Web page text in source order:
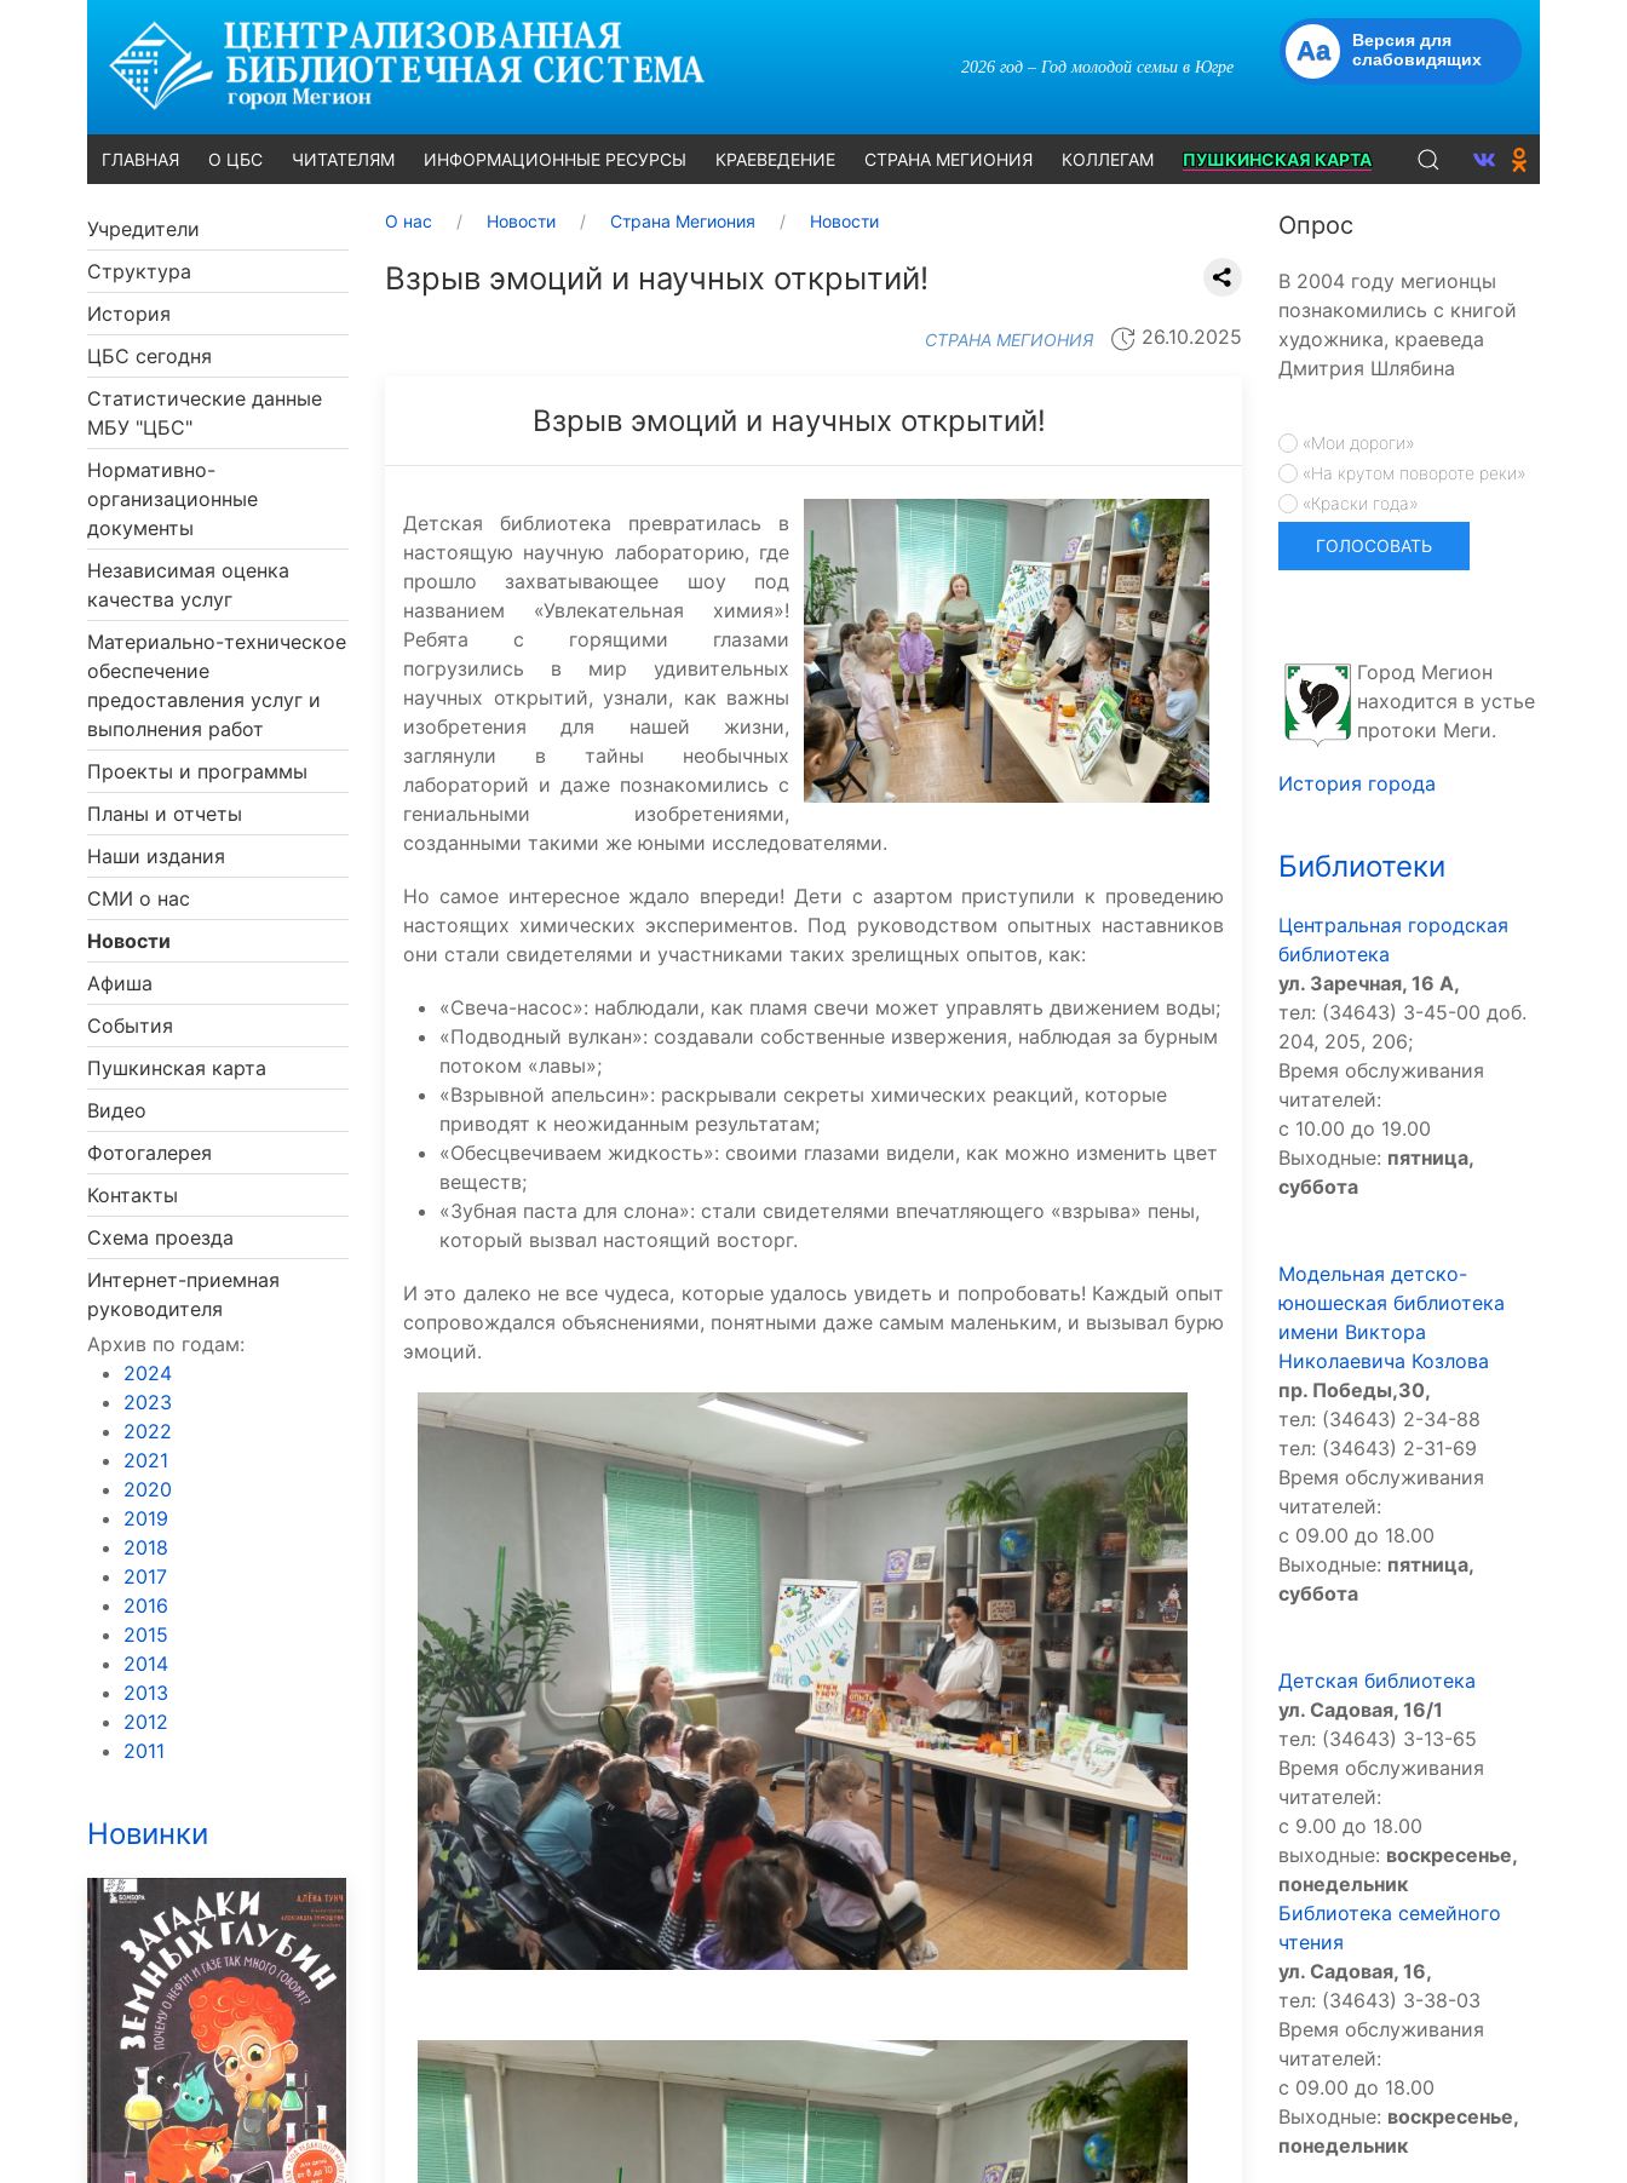
2026 год – Год молодой семьи в Югре
Aa
Версия для
слабовидящих
ГЛАВНАЯ О ЦБС ЧИТАТЕЛЯМ ИНФОРМАЦИОННЫЕ РЕСУРСЫ КРАЕВЕДЕНИЕ СТРАНА МЕГИОНИЯ КОЛЛЕГАМ ПУШКИНСКАЯ КАРТА
Учредители
Структура
История
ЦБС сегодня
Статистические данные
МБУ "ЦБС"
Нормативно-
организационные
документы
Независимая оценка
качества услуг
Материально-техническое
обеспечение
предоставления услуг и
выполнения работ
Проекты и программы
Планы и отчеты
Наши издания
СМИ о нас
Новости
Афиша
События
Пушкинская карта
Видео
Фотогалерея
Контакты
Схема проезда
Интернет-приемная
руководителя
Архив по годам:
2024
2023
2022
2021
2020
2019
2018
2017
2016
2015
2014
2013
2012
2011
Новинки
О нас Новости Страна Мегиония Новости
Взрыв эмоций и научных открытий!
СТРАНА МЕГИОНИЯ 26.10.2025
Взрыв эмоций и научных открытий!
Детская библиотека превратилась в
настоящую научную лабораторию, где
прошло захватывающее шоу под
названием «Увлекательная химия»!
Ребята с горящими глазами
погрузились в мир удивительных
научных открытий, узнали, как важны
изобретения для нашей жизни,
заглянули в тайны необычных
лабораторий и даже познакомились с
гениальными изобретениями,
созданными такими же юными исследователями.
Но самое интересное ждало впереди! Дети с азартом приступили к проведению
настоящих химических экспериментов. Под руководством опытных наставников
они стали свидетелями и участниками таких зрелищных опытов, как:
«Свеча-насос»: наблюдали, как пламя свечи может управлять движением воды;
«Подводный вулкан»: создавали собственные извержения, наблюдая за бурным
потоком «лавы»;
«Взрывной апельсин»: раскрывали секреты химических реакций, которые
приводят к неожиданным результатам;
«Обесцвечиваем жидкость»: своими глазами видели, как можно изменить цвет
веществ;
«Зубная паста для слона»: стали свидетелями впечатляющего «взрыва» пены,
который вызвал настоящий восторг.
И это далеко не все чудеса, которые удалось увидеть и попробовать! Каждый опыт
сопровождался объяснениями, понятными даже самым маленьким, и вызывал бурю
эмоций.
Опрос
В 2004 году мегионцы
познакомились с книгой
художника, краеведа
Дмитрия Шлябина
«Мои дороги»
«На крутом повороте реки»
«Краски года»
Город Мегион
находится в устье
протоки Меги.
История города
Библиотеки
Центральная городская
библиотека
ул. Заречная, 16 А,
тел: (34643) 3-45-00 доб.
204, 205, 206;
Время обслуживания
читателей:
с 10.00 до 19.00
Выходные: пятница,
суббота
Модельная детско-
юношеская библиотека
имени Виктора
Николаевича Козлова
пр. Победы,30,
тел: (34643) 2-34-88
тел: (34643) 2-31-69
Время обслуживания
читателей:
с 09.00 до 18.00
Выходные: пятница,
суббота
Детская библиотека
ул. Садовая, 16/1
тел: (34643) 3-13-65
Время обслуживания
читателей:
с 9.00 до 18.00
выходные: воскресенье,
понедельник
Библиотека семейного
чтения
ул. Садовая, 16,
тел: (34643) 3-38-03
Время обслуживания
читателей:
с 09.00 до 18.00
Выходные: воскресенье,
понедельник